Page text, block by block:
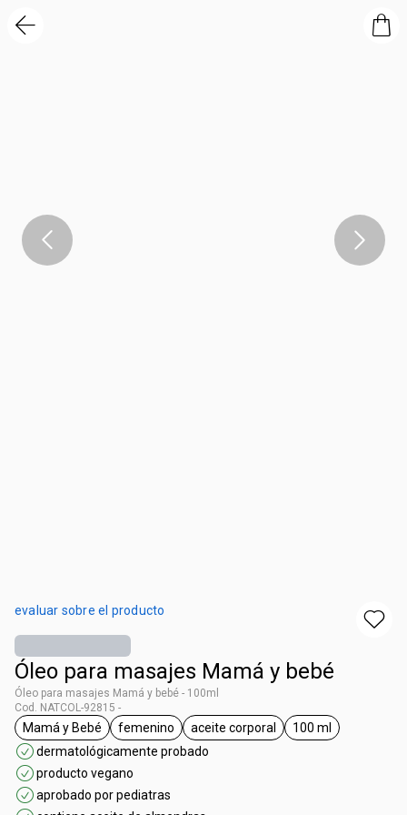
evaluar sobre el producto
Óleo para masajes Mamá y bebé
Óleo para masajes Mamá y bebé - 100ml
Cod. NATCOL-92815 -
general.tag Mamá y Bebé
Mamá y Bebé
general.tag femenino
femenino
general.tag aceite corporal
aceite corporal
general.tag 100
100 ml
dermatológicamente probado
producto vegano
aprobado por pediatras